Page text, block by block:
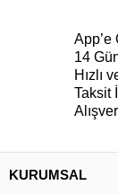
App’e
14
Hızlı
Taksit
KURUMSAL